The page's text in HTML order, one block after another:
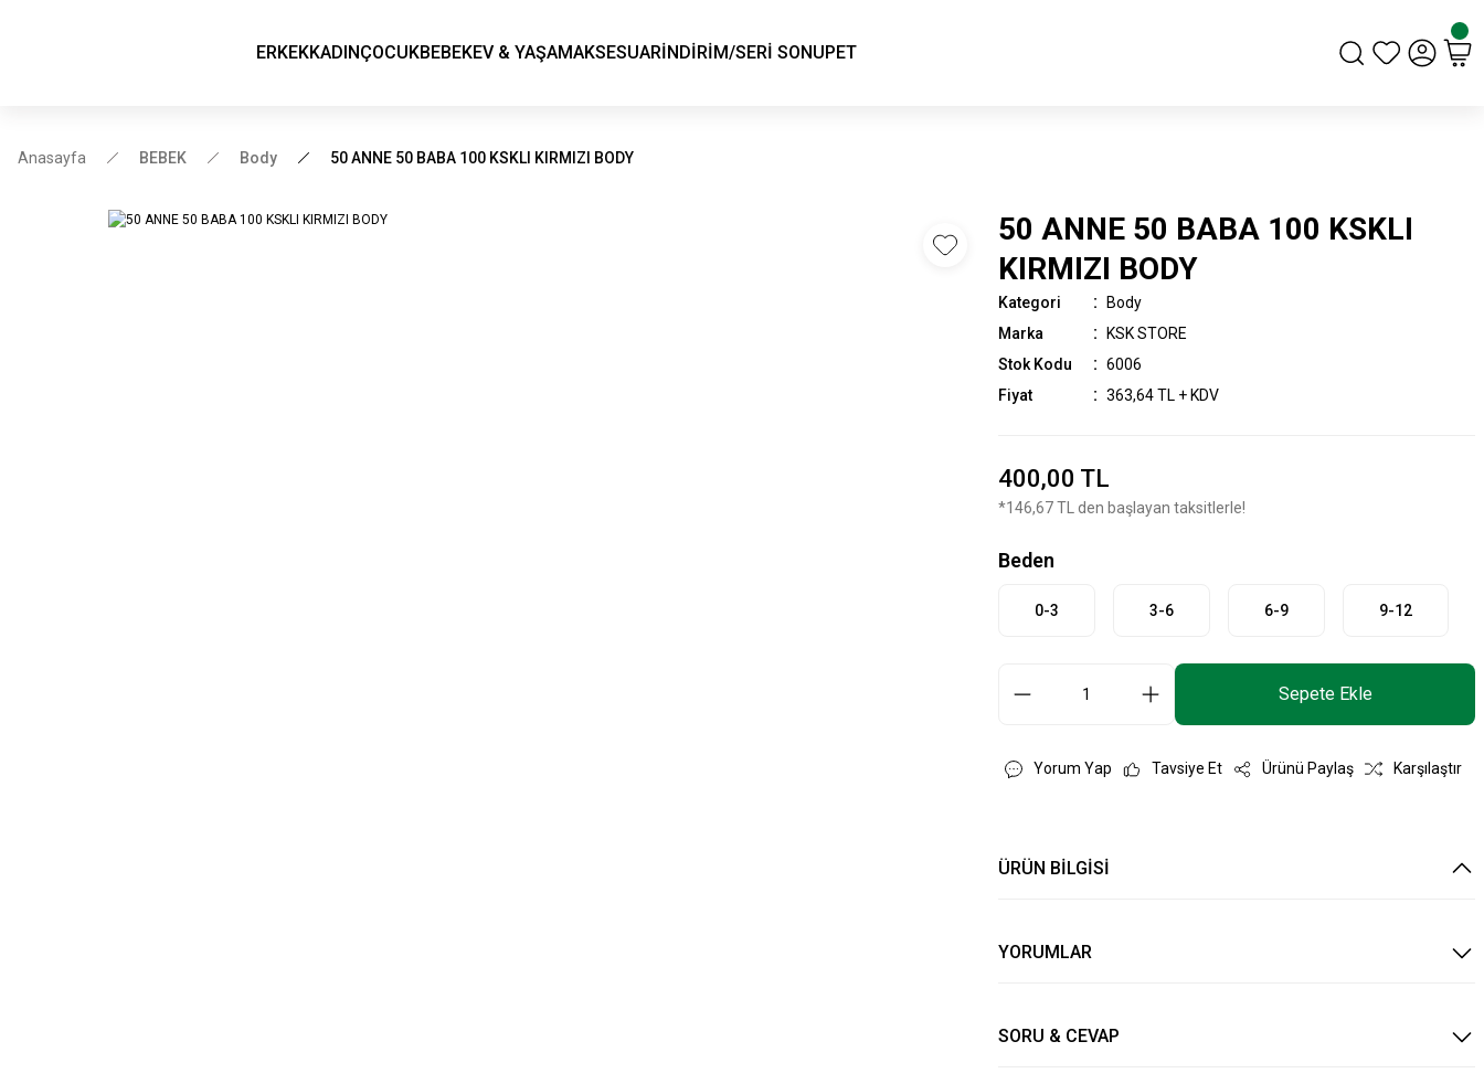
ERKEKKADINÇOCUKBEBEKEV & YAŞAMAKSESUARİNDİRİM/SERİ SONUPET
Anasayfa BEBEK Body 50 ANNE 50 BABA 100 KSKLI KIRMIZI BODY
50 ANNE 50 BABA 100 KSKLI
KIRMIZI BODY
Kategori
Body
Marka
KSK STORE
Stok Kodu
6006
Fiyat
363,64 TL + KDV
400,00 TL
*146,67 TL den başlayan taksitlerle!
Beden
0-3 3-6 6-9 9-12
Sepete Ekle
Yorum Yap Tavsiye Et Ürünü Paylaş Karşılaştır
ÜRÜN BİLGİSİ
YORUMLAR
SORU & CEVAP